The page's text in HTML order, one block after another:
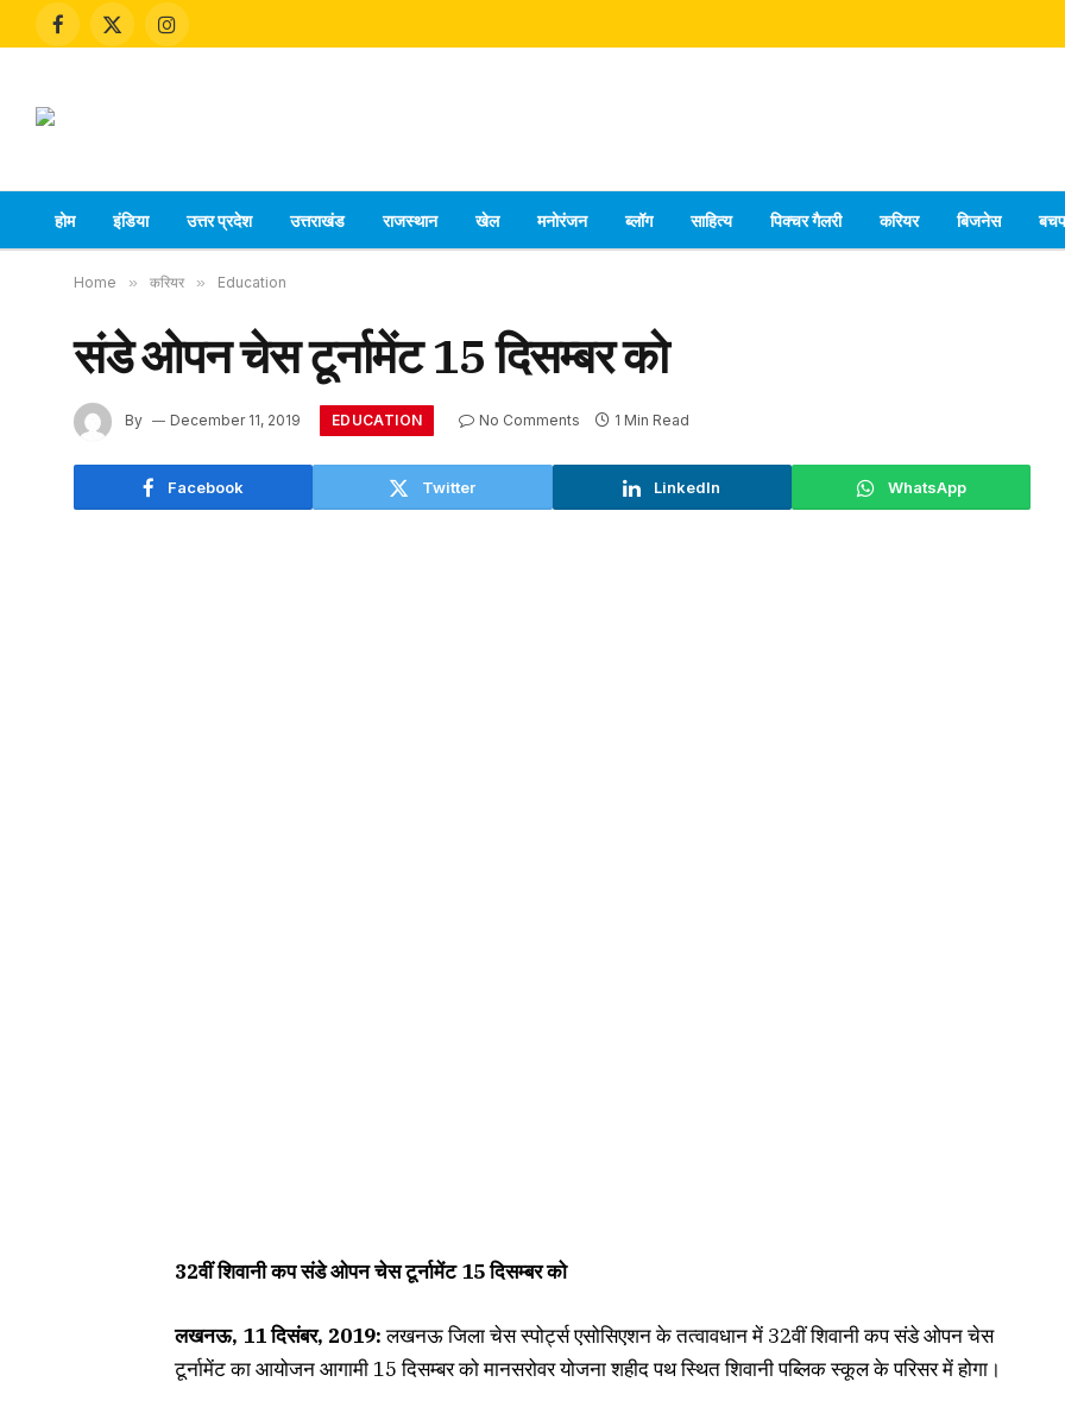
Facebook
X
Instagram
होम इंडिया उत्तर प्रदेश उत्तराखंड राजस्थान खेल मनोरंजन ब्लॉग साहित्य पिक्चर गैलरी करियर बिजनेस
Home » करियर » Education
संडे ओपन चेस टूर्नामेंट 15 दिसम्बर को
By December 11, 2019 EDUCATION No Comments 1 Min Read
Facebook Twitter LinkedIn WhatsApp
32वीं शिवानी कप संडे ओपन चेस टूर्नामेंट 15 दिसम्बर को
लखनऊ, 11 दिसंबर, 2019:लखनऊ जिला चेस स्पोर्ट्स एसोसिएशन के तत्वावधान में 32वीं शिवानी कप संडे ओपन चेस
टूर्नामेंट का आयोजन आगामी 15 दिसम्बर को मानसरोवर योजना शहीद पथ स्थित शिवानी पब्लिक स्कूल के परिसर में होगा।